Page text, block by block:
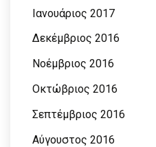
Ιανουάριος 2017
Δεκέμβριος 2016
Νοέμβριος 2016
Οκτώβριος 2016
Σεπτέμβριος 2016
Αύγουστος 2016